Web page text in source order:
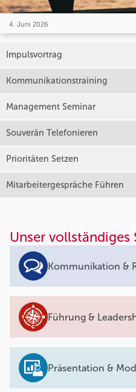
4. Juni 2026
Impulsvortrag
Kommunikationstraining
Management Seminar
Souverän Telefonieren
Prioritäten Setzen
Mitarbeitergespräche Führen
Unser vollständiges
Kommunikation &
Führung &
Präsentation &